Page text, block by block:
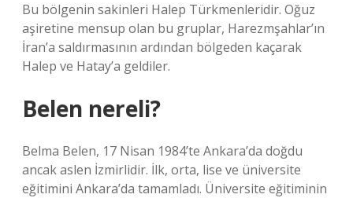
Bu bölgenin sakinleri Halep Türkmenleridir. Oğuz
aşiretine mensup olan bu gruplar, Harezmşahlar’ın
İran’a saldırmasının ardından bölgeden kaçarak
Halep ve Hatay’a geldiler.
Belen nereli?
Belma Belen, 17 Nisan 1984’te Ankara’da doğdu
ancak aslen İzmirlidir. İlk, orta, lise ve üniversite
eğitimini Ankara’da tamamladı. Üniversite eğitiminin